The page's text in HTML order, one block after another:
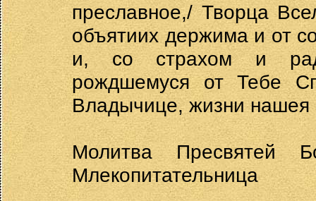
преславное,/ Творца
объятиих держима и от
и, со страхом и
рождшемуся от Тебе
Владычице, жизни нашея
Молитва Пресвятей
Млекопитательница